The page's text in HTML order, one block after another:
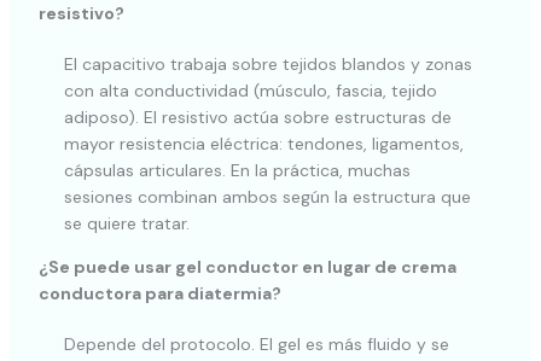
resistivo?
El capacitivo trabaja sobre tejidos blandos y zonas
con alta conductividad (músculo, fascia, tejido
adiposo). El resistivo actúa sobre estructuras de
mayor resistencia eléctrica: tendones, ligamentos,
cápsulas articulares. En la práctica, muchas
sesiones combinan ambos según la estructura que
se quiere tratar.
¿Se puede usar gel conductor en lugar de crema
conductora para diatermia?
Depende del protocolo. El gel es más fluido y se